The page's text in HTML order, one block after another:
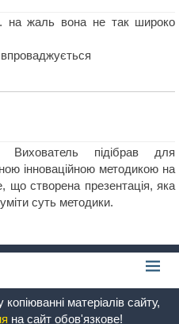
на жаль вона не так широко
підібрав для
інноваційною методикою на
що створена презентація, яка
суть методики.
матеріалів сайту,
на сайт обов'язкове!